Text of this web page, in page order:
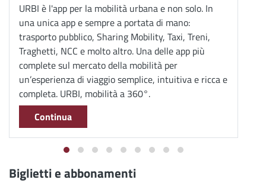
URBI è l'app per la mobilità urbana e non solo. In
una unica app e sempre a portata di mano:
trasporto pubblico, Sharing Mobility, Taxi, Treni,
Traghetti, NCC e molto altro. Una delle app più
complete sul mercato della mobilità per
un’esperienza di viaggio semplice, intuitiva e ricca e
completa. URBI, mobilità a 360°.
Continua
Biglietti e abbonamenti